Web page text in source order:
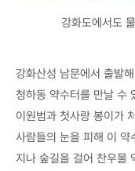
강화도에서도
강화산성 남문에서 출발
청하동 약수터를 만날 수
이원범과 첫사랑 봉이가
사람들의 눈을 피해 이
지나 숲길을 걸어 찬우물